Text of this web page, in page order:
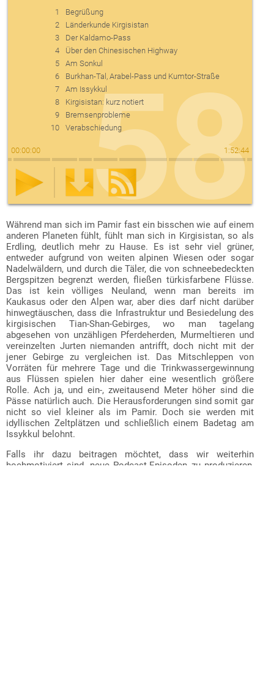
58
1
Begrüßung
2
Länderkunde Kirgisistan
3
Der Kaldamo-Pass
4
Über den Chinesischen Highway
5
Am Sonkul
6
Burkhan-Tal, Arabel-Pass und Kumtor-Straße
7
Am Issykkul
8
Kirgisistan: kurz notiert
9
Bremsenprobleme
10
Verabschiedung
00:00:00 1 :52:44
ZATP058.mp3
(rechte Maustaste, dann „Ziel speichern unter…“).
https://www.zweiradlertouren.de/podcast/zatp-feed.xml
(diese URL lässt sich in Podcast-Apps eingeben, wie z. B.
AntennaPod
oderPodcast Addict für Android bzw. Overcast
oder Apple Podcasts für iOS).
Während man sich im Pamir fast ein bisschen wie auf einem
anderen Planeten fühlt, fühlt man sich in Kirgisistan, so als
Erdling, deutlich mehr zu Hause. Es ist sehr viel grüner,
entweder aufgrund von weiten alpinen Wiesen oder sogar
Nadelwäldern, und durch die Täler, die von schneebedeckten
Bergspitzen begrenzt werden, fließen türkisfarbene Flüsse.
Das ist kein völliges Neuland, wenn man bereits im
Kaukasus oder den Alpen war, aber dies darf nicht darüber
hinwegtäuschen, dass die Infrastruktur und Besiedelung des
kirgisischen Tian-Shan-Gebirges, wo man tagelang
abgesehen von unzähligen Pferdeherden, Murmeltieren und
vereinzelten Jurten niemanden antrifft, doch nicht mit der
jener Gebirge zu vergleichen ist. Das Mitschleppen von
Vorräten für mehrere Tage und die Trinkwassergewinnung
aus Flüssen spielen hier daher eine wesentlich größere
Rolle. Ach ja, und ein-, zweitausend Meter höher sind die
Pässe natürlich auch. Die Herausforderungen sind somit gar
nicht so viel kleiner als im Pamir. Doch sie werden mit
idyllischen Zeltplätzen und schließlich einem Badetag am
Issykkul belohnt.
Falls ihr dazu beitragen möchtet, dass wir weiterhin
hochmotiviert sind, neue Podcast-Episoden zu produzieren,